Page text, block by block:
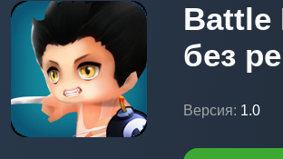
без
Версия: 1.0